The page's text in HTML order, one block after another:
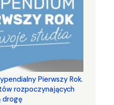
Pierwszy Rok.
rozpoczynających
drogę